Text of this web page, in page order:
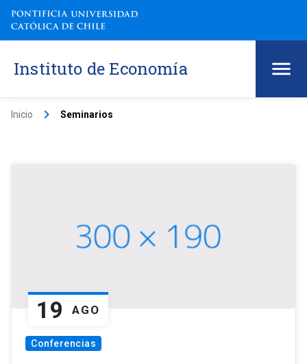
Instituto de Economía
Inicio keyboard_arrow_right Seminarios
19 AGO
Conferencias